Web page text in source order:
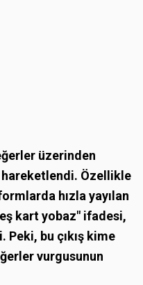
üzerinden
hareketlendi. Özellikle
hızla yayılan
kart yobaz" ifadesi,
bu çıkış kime
vurgusunun